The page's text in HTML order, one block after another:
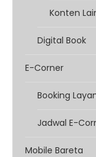
Konten
Digital Book
E-Corner
Booking
Jadwal E-
Mobile Bareta